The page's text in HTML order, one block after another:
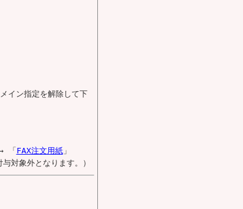
イン指定を解除して下
「 FAX注文用紙」
対象外となります。）